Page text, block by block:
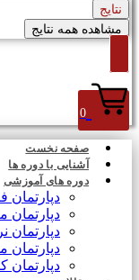
نتایج
مشاهده همه نتایج
0
صفحه نخست
آشنایی با دوره ها
دوره های آموزشی
دپارتمان
دپارتمان
دپارتمان
دپارتمان